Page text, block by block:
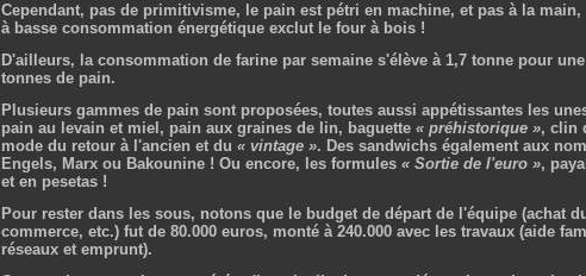
Cependant, pas de primitivisme, le pain est pétri en machine, et pas à la
à basse consommation énergétique exclut le four à bois !
D'ailleurs, la consommation de farine par semaine s'élève à 1,7 tonne pour
tonnes de pain.
Plusieurs gammes de pain sont proposées, toutes aussi appétissantes les
pain au levain et miel, pain aux graines de lin, baguette « préhistorique », clin
mode du retour à l'ancien et du « vintage ». Des sandwichs également aux
Engels, Marx ou Bakounine ! Ou encore, les formules « Sortie de l'euro »,
et en pesetas !
Pour rester dans les sous, notons que le budget de départ de l'équipe (achat
commerce, etc.) fut de 80.000 euros, monté à 240.000 avec les travaux (aide
réseaux et emprunt).